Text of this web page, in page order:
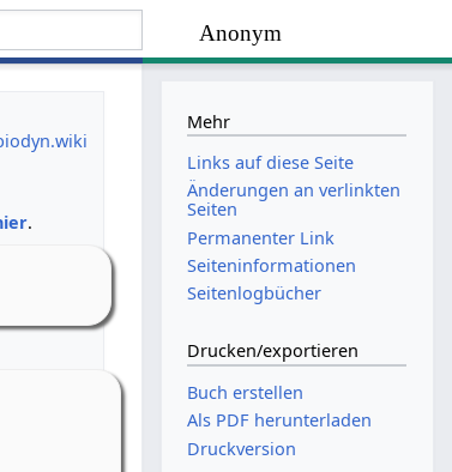
Anonym
.
Mehr
Links auf diese Seite
Änderungen an verlinkten
Seiten
Permanenter Link
Seiten­­informationen
Seitenlogbücher
Drucken/­exportieren
Buch erstellen
Als PDF herunterladen
Druckversion